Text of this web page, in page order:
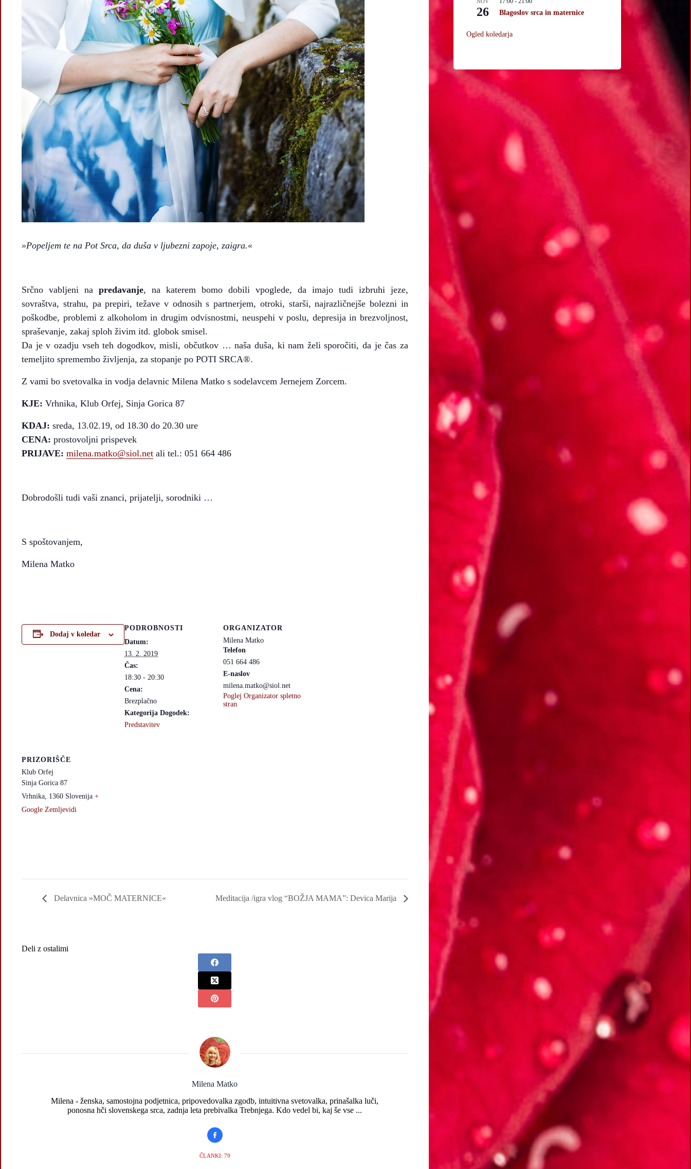
»Popeljem te na Pot Srca, da duša v ljubezni zapoje, zaigra.«
Srčno vabljeni na predavanje, na katerem bomo dobili vpoglede, da imajo tudi izbruhi jeze,
sovraštva, strahu, pa prepiri, težave v odnosih s partnerjem, otroki, starši, najrazličnejše bolezni in
poškodbe, problemi z alkoholom in drugim odvisnostmi, neuspehi v poslu, depresija in brezvoljnost,
spraševanje, zakaj sploh živim itd. globok smisel.
Da je v ozadju vseh teh dogodkov, misli, občutkov … naša duša, ki nam želi sporočiti, da je čas za
temeljito spremembo življenja, za stopanje po POTI SRCA®.
Z vami bo svetovalka in vodja delavnic Milena Matko s sodelavcem Jernejem Zorcem.
KJE: Vrhnika, Klub Orfej, Sinja Gorica 87
KDAJ: sreda, 13.02.19, od 18.30 do 20.30 ure
CENA: prostovoljni prispevek
PRIJAVE: milena.matko@siol.net ali tel.: 051 664 486
Dobrodošli tudi vaši znanci, prijatelji, sorodniki …
S spoštovanjem,
Milena Matko
Dodaj v koledar
PODROBNOSTI
Datum:
13. 2. 2019
Čas:
18:30 - 20:30
Cena:
Brezplačno
Kategorija Dogodek:
Predstavitev
ORGANIZATOR
Milena Matko
Telefon
051 664 486
E-naslov
milena.matko@siol.net
Poglej Organizator spletno
stran
PRIZORIŠČE
Klub Orfej
Sinja Gorica 87
Vrhnika, 1360 Slovenija +
Google Zemljevidi
Delavnica »MOČ MATERNICE« Meditacija /igra vlog “BOŽJA MAMA”: Devica Marija
Deli z ostalimi
Milena Matko
Milena - ženska, samostojna podjetnica, pripovedovalka zgodb, intuitivna svetovalka, prinašalka luči,
ponosna hči slovenskega srca, zadnja leta prebivalka Trebnjega. Kdo vedel bi, kaj še vse ...
ČLANKI: 79
26 Blagoslov srca in maternice
Ogled koledarja